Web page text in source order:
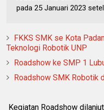
pada 25 Januari 2023
FKKS SMK se Kota
Teknologi Robotik UNP
Roadshow ke SMP 1
Roadshow SMK Robotik
Kegiatan Roadshow